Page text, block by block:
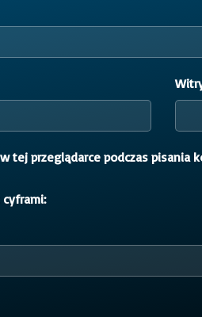
tej przeglądarce podczas pisania